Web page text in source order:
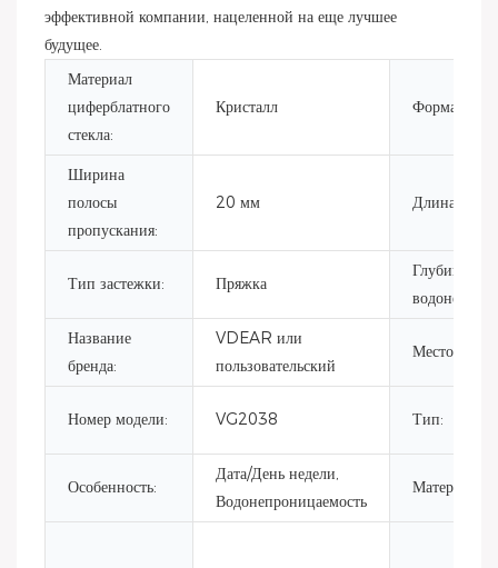
эффективной компании, нацеленной на еще лучшее
будущее.
Материал
циферблатного
стекла:
Кристалл Форма
Ширина
полосы
пропускания:
20 мм Длина
Тип застежки: Пряжка
Глубина
Название
бренда:
VDEAR или
пользовательский
Место
Номер модели: VG2038 Тип:
Особенность:
Дата/День недели,
Водонепроницаемость
Материал: